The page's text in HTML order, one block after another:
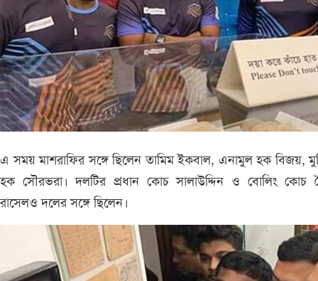
এ সময় মাশরাফির সঙ্গে ছিলেন তামিম ইকবাল, এনামুল হক বিজয়,
হক সৌরভরা। দলটির প্রধান কোচ সালাউদ্দিন ও বোলিং কোচ
রাসেলও দলের সঙ্গে ছিলেন।